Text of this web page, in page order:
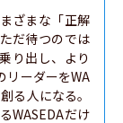
ざまな「正解
だ待つのでは
り出し、より
リーダーをWA
る人になる。
WASEDAだけ